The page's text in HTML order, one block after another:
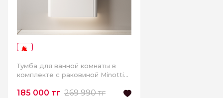
Тумба для ванной комнаты в
комплекте с раковиной Minotti
185 000 тг 269 990 тг